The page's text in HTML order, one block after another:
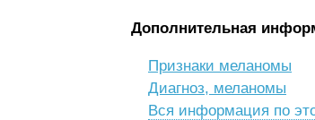
Дополнительная
Признаки меланомы
Диагноз, меланомы
Вся информация по